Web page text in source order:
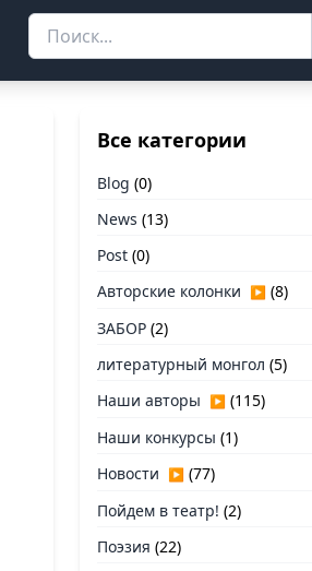
Все категории
Blog (0)
News (13)
Post (0)
Авторские колонки ▶ (8)
ЗАБОР (2)
литературный монгол (5)
Наши авторы ▶ (115)
Наши конкурсы (1)
Новости ▶ (77)
Пойдем в театр! (2)
Поэзия (22)